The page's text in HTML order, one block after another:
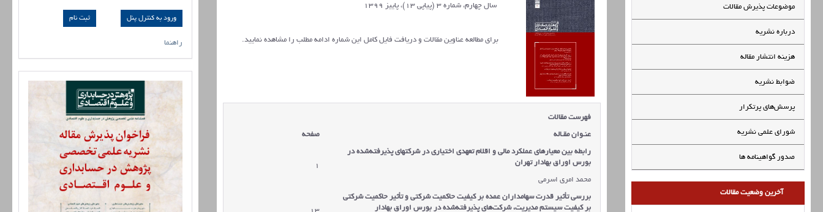
موضوعات پذیرش مقالات
درباره نشریه
هزینه انتشار مقاله
ضوابط نشریه
پرسش‌های پرتکرار
شورای علمی نشریه
صدور گواهینامه ها
آخرین وضعیت مقالات
سال چهارم، شماره 3 (پیاپی 13)، پاییز 1399
برای مطالعه عناوین مقالات و دریافت فایل کامل این شماره ادامه مطلب را مشاهده نمایید.
فهرست مقالات
عنـوان مقـاله صفحه
رابطه بین معیارهای عملکرد مالی و اقلام تعهدی اختیاری در شرکت‏های پذیرفته‌شده در
بورس اوراق بهادار تهران
1
محمد امری اسرمی
بررسی تأثیر قدرت سهامداران عمده بر کیفیت حاکمیت شرکتی و تأثیر حاکمیت شرکتی
بر کیفیت سیستم مدیریت، شرکت‌های پذیرفته‌شده در بورس اوراق بهادار
ورود به کنترل پنل
راهنما